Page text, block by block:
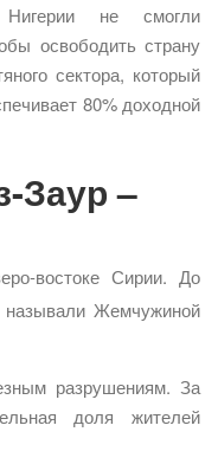
не смогли
освободить страну
сектора, который
80% доходной
Заур –
востоке Сирии. До
называли Жемчужиной
разрушениям. За
доля жителей